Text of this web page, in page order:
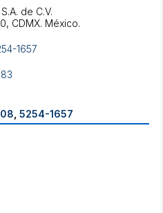
de C.V.
1657
5254-1657